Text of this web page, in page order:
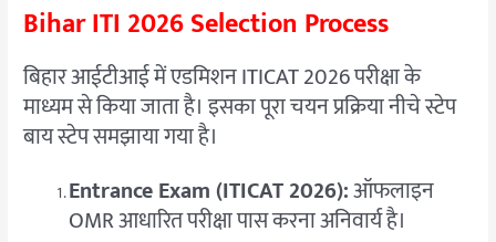
Bihar ITI 2026 Selection Process
बिहार आईटीआई में एडमिशन ITICAT 2026 परीक्षा के
माध्यम से किया जाता है। इसका पूरा चयन प्रक्रिया नीचे स्टेप
बाय स्टेप समझाया गया है।
Entrance Exam (ITICAT 2026):ऑफलाइन
OMR आधारित परीक्षा पास करना अनिवार्य है।